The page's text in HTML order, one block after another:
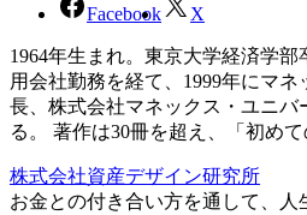
Facebook X
1964年生まれ。東京大学経済学
用会社勤務を経て、1999年にマ
長、株式会社マネックス・ユニ
る。 著作は30冊を超え、「初め
株式会社資産デザイン研究所
お金との付き合い方を通して、